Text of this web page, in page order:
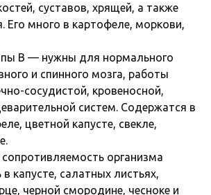
суставов, хрящей, а также
Его много в картофеле, моркови,
В — нужны для нормального
и спинного мозга, работы
сосудистой, кровеносной,
систем. Содержатся в
цветной капусте, свекле,
организма
капусте, салатных листьях,
черной смородине, чесноке и